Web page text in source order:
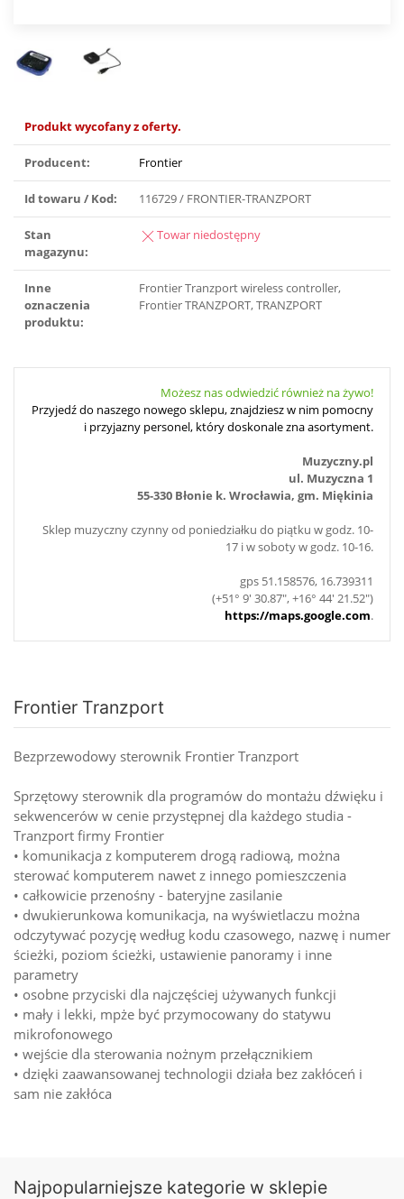
Produkt wycofany z oferty.
Producent: Frontier
Id towaru / Kod: 116729 / FRONTIER-TRANZPORT
Stan
magazynu:
Towar niedostępny
Inne
oznaczenia
produktu:
Frontier Tranzport wireless controller,
Frontier TRANZPORT, TRANZPORT
Możesz nas odwiedzić również na żywo!
Przyjedź do naszego nowego sklepu, znajdziesz w nim pomocny
i przyjazny personel, który doskonale zna asortyment.
Muzyczny.pl
ul. Muzyczna 1
55-330 Błonie k. Wrocławia, gm. Miękinia
Sklep muzyczny czynny od poniedziałku do piątku w godz. 10-
17 i w soboty w godz. 10-16.
gps 51.158576, 16.739311
(+51° 9' 30.87", +16° 44' 21.52")
https://maps.google.com.
Frontier Tranzport
Bezprzewodowy sterownik Frontier Tranzport
Sprzętowy sterownik dla programów do montażu dźwięku i
sekwencerów w cenie przystępnej dla każdego studia -
Tranzport firmy Frontier
• komunikacja z komputerem drogą radiową, można
sterować komputerem nawet z innego pomieszczenia
• całkowicie przenośny - bateryjne zasilanie
• dwukierunkowa komunikacja, na wyświetlaczu można
odczytywać pozycję według kodu czasowego, nazwę i numer
ścieżki, poziom ścieżki, ustawienie panoramy i inne
parametry
• osobne przyciski dla najczęściej używanych funkcji
• mały i lekki, mpże być przymocowany do statywu
mikrofonowego
• wejście dla sterowania nożnym przełącznikiem
• dzięki zaawansowanej technologii działa bez zakłóceń i
sam nie zakłóca
Najpopularniejsze kategorie w sklepie